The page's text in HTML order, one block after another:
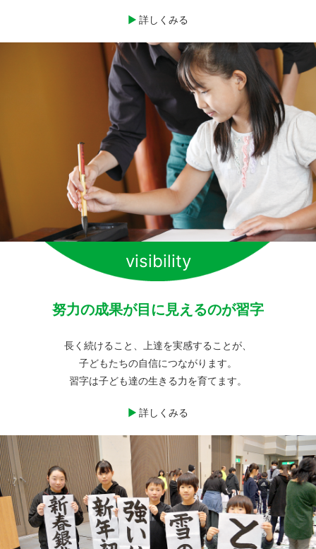
詳しくみる
visibility
努力の成果が目に見えるのが習字
長く続けること、上達を実感することが、
子どもたちの自信につながります。
習字は子ども達の生きる力を育てます。
詳しくみる